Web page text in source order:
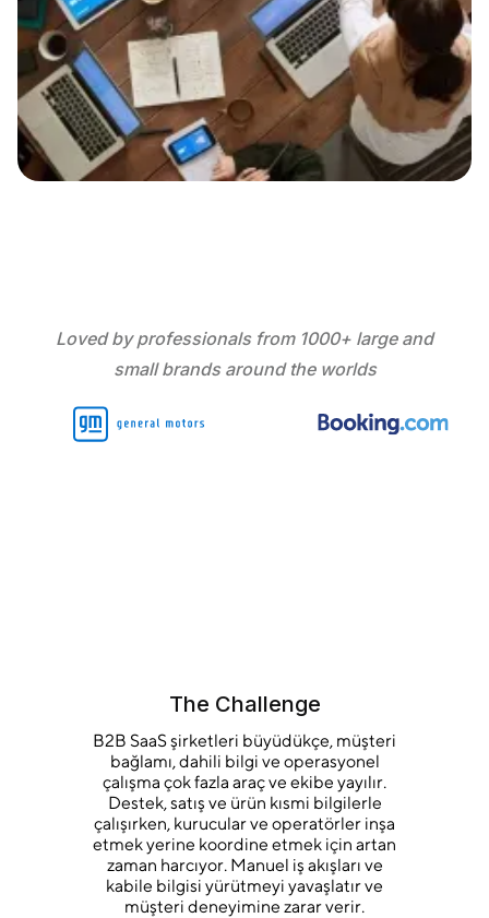
Loved by professionals from 1000+ large and
small brands around the worlds
The Challenge
B2B SaaS şirketleri büyüdükçe, müşteri
bağlamı, dahili bilgi ve operasyonel
çalışma çok fazla araç ve ekibe yayılır.
Destek, satış ve ürün kısmi bilgilerle
çalışırken, kurucular ve operatörler inşa
etmek yerine koordine etmek için artan
zaman harcıyor. Manuel iş akışları ve
kabile bilgisi yürütmeyi yavaşlatır ve
müşteri deneyimine zarar verir.